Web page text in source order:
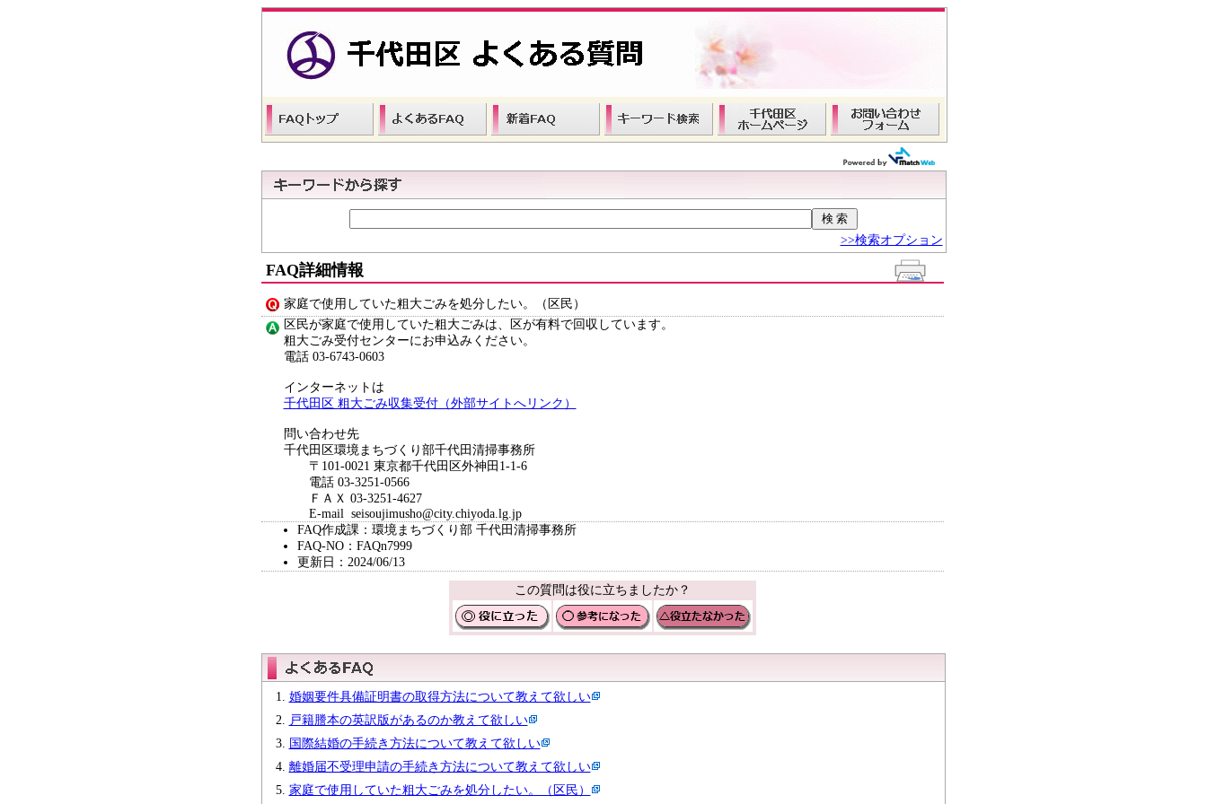
>>検索オプション
FAQ詳細情報
家庭で使用していた粗大ごみを処分したい。（区民）
区民が家庭で使用していた粗大ごみは、区が有料で回収しています。
粗大ごみ受付センターにお申込みください。
電話 03-6743-0603
インターネットは
千代田区 粗大ごみ収集受付（外部サイトへリンク）
問い合わせ先
千代田区環境まちづくり部千代田清掃事務所
〒101-0021 東京都千代田区外神田1-1-6
電話 03-3251-0566
ＦＡＸ 03-3251-4627
E-mail seisoujimusho@city.chiyoda.lg.jp
FAQ作成課：環境まちづくり部 千代田清掃事務所
FAQ-NO：FAQn7999
更新日：2024/06/13
この質問は役に立ちましたか？
婚姻要件具備証明書の取得方法について教えて欲しい
戸籍謄本の英訳版があるのか教えて欲しい
国際結婚の手続き方法について教えて欲しい
離婚届不受理申請の手続き方法について教えて欲しい
家庭で使用していた粗大ごみを処分したい。（区民）